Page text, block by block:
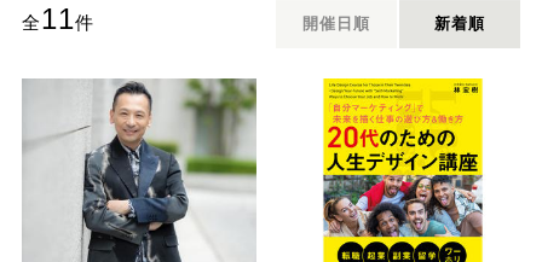
全11件 開催日順 新着順